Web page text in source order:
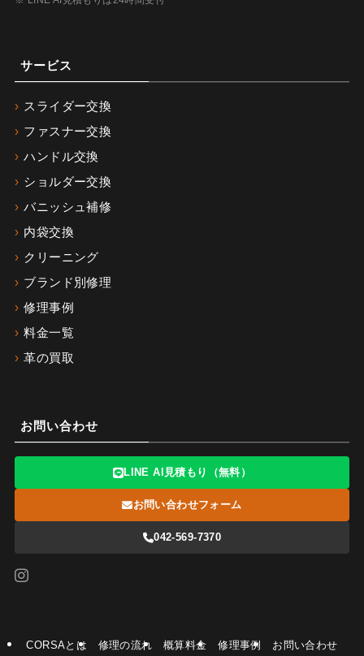
サービス
スライダー交換
ファスナー交換
ハンドル交換
ショルダー交換
バニッシュ補修
内袋交換
クリーニング
ブランド別修理
修理事例
料金一覧
革の買取
お問い合わせ
LINE AI見積もり（無料）
お問い合わせフォーム
042-569-7370
CORSAとは 修理の流れ 概算料金 修理事例 お問い合わせ